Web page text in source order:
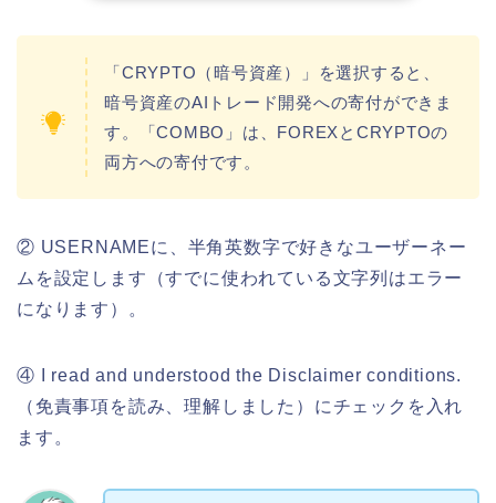
「CRYPTO（暗号資産）」を選択すると、
暗号資産のAIトレード開発への寄付ができま
す。「COMBO」は、FOREXとCRYPTOの
両方への寄付です。
② USERNAMEに、半角英数字で好きなユーザーネー
ムを設定します（すでに使われている文字列はエラー
になります）。
④ I read and understood the Disclaimer conditions.
（免責事項を読み、理解しました）にチェックを入れ
ます。